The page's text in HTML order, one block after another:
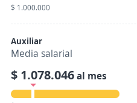
$ 1.000.000
Auxiliar
Media salarial
$ 1.078.046al mes